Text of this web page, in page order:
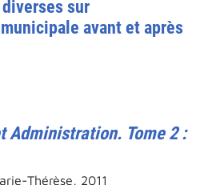
sur
avant et après
Administration. Tome 2 :
Thérèse, 2011